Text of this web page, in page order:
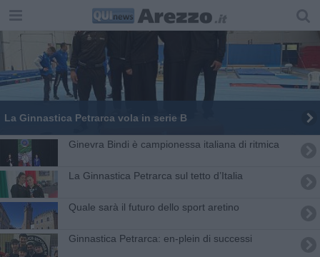
​La Ginnastica Petrarca vola in serie B
Ginevra Bindi è campionessa italiana di ritmica
​La Ginnastica Petrarca sul tetto d’Italia
Quale sarà il futuro dello sport aretino
Ginnastica Petrarca: en-plein di successi